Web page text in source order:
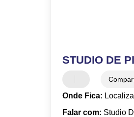
STUDIO DE
Onde Fica:
Falar com: Studio